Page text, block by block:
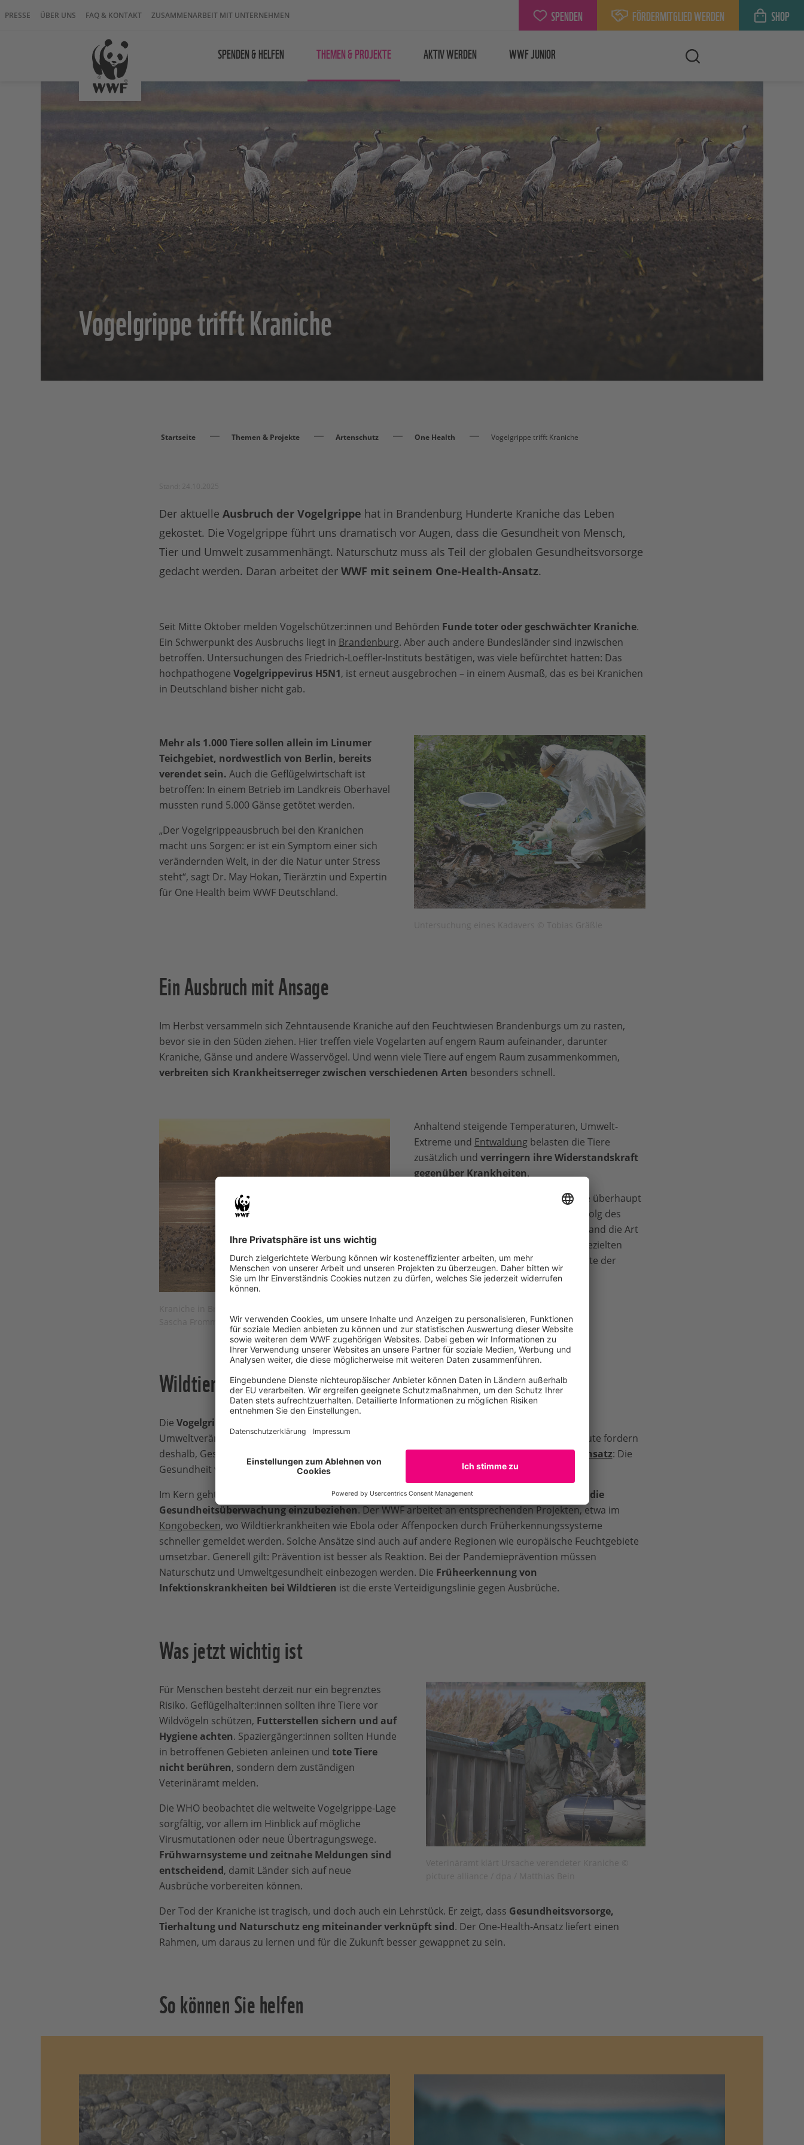
PRESSE ÜBER UNS FAQ & KONTAKT ZUSAMMENARBEIT MIT UNTERNEHMEN SPENDEN FÖRDERMITGLIED WERDEN SHOP
SPENDEN & HELFEN THEMEN & PROJEKTE AKTIV WERDEN WWF JUNIOR
Vogelgrippe trifft Kraniche
Startseite Themen & Projekte Artenschutz One Health Vogelgrippe trifft Kraniche
Der aktuelle Ausbruch der Vogelgrippe hat in Brandenburg Hunderte Kraniche das Leben
gekostet. Die Vogelgrippe führt uns dramatisch vor Augen, dass die Gesundheit von Mensch,
Tier und Umwelt zusammenhängt. Naturschutz muss als Teil der globalen Gesundheitsvorsorge
gedacht werden. Daran arbeitet der WWF mit seinem One-Health-Ansatz.
Seit Mitte Oktober melden Vogelschützer:innen und Behörden Funde toter oder geschwächter Kraniche.
Ein Schwerpunkt des Ausbruchs liegt in Brandenburg. Aber auch andere Bundesländer sind inzwischen
betroffen. Untersuchungen des Friedrich-Loeffler-Instituts bestätigen, was viele befürchtet hatten: Das
hochpathogene Vogelgrippevirus H5N1, ist erneut ausgebrochen – in einem Ausmaß, das es bei Kranichen
in Deutschland bisher nicht gab.
Mehr als 1.000 Tiere sollen allein im Linumer
Teichgebiet, nordwestlich von Berlin, bereits
verendet sein. Auch die Geflügelwirtschaft ist
betroffen: In einem Betrieb im Landkreis Oberhavel
mussten rund 5.000 Gänse getötet werden.
„Der Vogelgrippeausbruch bei den Kranichen
macht uns Sorgen: er ist ein Symptom einer sich
verändernden Welt, in der die Natur unter Stress
steht“, sagt Dr. May Hokan, Tierärztin und Expertin
für One Health beim WWF Deutschland.
Ein Ausbruch mit Ansage
Im Herbst versammeln sich Zehntausende Kraniche auf den Feuchtwiesen Brandenburgs um zu rasten,
bevor sie in den Süden ziehen. Hier treffen viele Vogelarten auf engem Raum aufeinander, darunter
Kraniche, Gänse und andere Wasservögel. Und wenn viele Tiere auf engem Raum zusammenkommen,
verbreiten sich Krankheitserreger zwischen verschiedenen Arten besonders schnell.
Anhaltend steigende Temperaturen, Umwelt-
Extreme und Entwaldung belasten die Tiere
zusätzlich und verringern ihre Widerstandskraft
gegenüber Krankheiten.
Dass der Kranich in Deutschland heute überhaupt
wieder häufiger zu sehen ist, gilt als Erfolg des
Naturschutzes. In den 1970er Jahren stand die Art
kurz vor dem Verschwinden. Erst mit gezielten
Schutzprojekten, auch vom WWF, konnte der
Bestand wieder wachsen.
Wildtiergesundheit und One-Health-Ansatz
Die Vogelgrippe ist längst kein rein veterinärmedizinisches Thema
Umweltveränderungen, Tiergesundheit und menschliche Aktivitäten zusammenhängen. Fachleute fordern
deshalb, Gesundheit nicht länger isoliert zu betrachten. DerWWF setzt auf denOne-Health-Ansatz: Die
Gesundheit von Mensch, Tier und Umwelt ist untrennbar miteinander verbunden.
Im Kern geht es darum, Wildtierkrankheiten früh zu erkennen undUmweltfaktoren stärker in die
Gesundheitsüberwachung einzubeziehen. Der WWF arbeitet an entsprechenden Projekten, etwa im
Kongobecken, wo Wildtierkrankheiten wie Ebola oder Affenpocken durch Früherkennungssysteme
schneller gemeldet werden. Solche Ansätze sind auch auf andere Regionen wie europäische Feuchtgebiete
umsetzbar. Generell gilt: Prävention ist besser als Reaktion. Bei der Pandemieprävention müssen
Naturschutz und Umweltgesundheit einbezogen werden. Die Früheerkennung von
Infektionskrankheiten bei Wildtieren ist die erste Verteidigungslinie gegen Ausbrüche.
Was jetzt wichtig ist
Für Menschen besteht derzeit nur ein begrenztes
Risiko. Geflügelhalter:innen sollten ihre Tiere vor
Wildvögeln schützen, Futterstellen sichern und auf
Hygiene achten. Spaziergänger:innen sollten Hunde
in betroffenen Gebieten anleinen und tote Tiere
nicht berühren, sondern dem zuständigen
Veterinäramt melden.
Die WHO beobachtet die weltweite Vogelgrippe-Lage
sorgfältig, vor allem im Hinblick auf mögliche
Virusmutationen oder neue Übertragungswege.
Frühwarnsysteme und zeitnahe Meldungen sind
entscheidend, damit Länder sich auf neue
Ausbrüche vorbereiten können.
Der Tod der Kraniche ist tragisch, und doch auch ein Lehrstück. Er zeigt, dass Gesundheitsvorsorge,
Tierhaltung und Naturschutz eng miteinander verknüpft sind. Der One-Health-Ansatz liefert einen
Rahmen, um daraus zu lernen und für die Zukunft besser gewappnet zu sein.
So können Sie helfen